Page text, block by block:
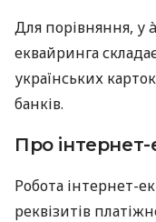
Для порівняння, у
еквайринга
українських
банків.
Про
Робота інтернет-
реквізитів